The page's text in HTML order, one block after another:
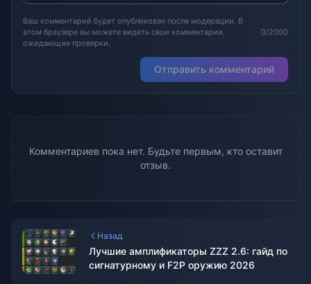
Ваш комментарий будет опубликован после модерации. В
этом браузере вы можете видеть свои комментарии,
ожидающие проверки.
0/2000
Отправить комментарий
Комментариев пока нет. Будьте первым, кто оставит
отзыв.
Назад
Лучшие амплификаторы ZZZ 2.6: гайд по
сигнатурному и F2P оружию 2026